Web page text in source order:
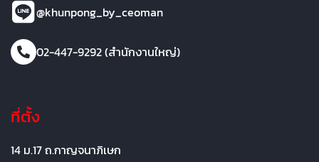
@khunpong_by_ceoman
02-447-9292 (สำนักงานใหญ่)
ที่ตั้ง
14 ม.17 ถ.กาญจนาภิเษก